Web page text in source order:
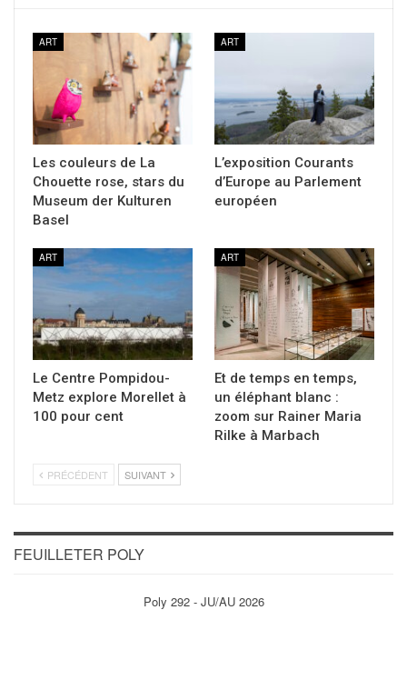
ART
Les couleurs de La
Chouette rose, stars du
Museum der Kulturen
Basel
ART
L’exposition Courants
d’Europe au Parlement
européen
ART
Le Centre Pompidou-
Metz explore Morellet à
100 pour cent
ART
Et de temps en temps,
un éléphant blanc :
zoom sur Rainer Maria
Rilke à Marbach
PRÉCÉDENT SUIVANT
FEUILLETER POLY
Poly 292 - JU/AU 2026